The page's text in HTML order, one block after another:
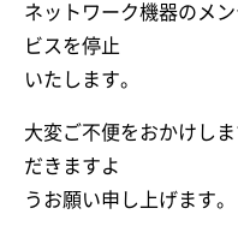
ネットワーク機器のメ
ビスを停止
いたします。
大変ご不便をおかけし
だきますよ
うお願い申し上げます。